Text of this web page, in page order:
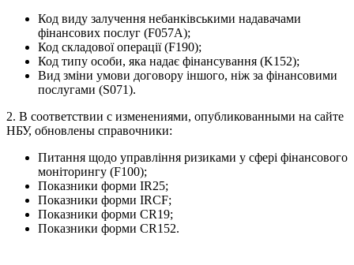
Код виду залучення небанківськими надавачами
фінансових послуг (F057A);
Код складової операції (F190);
Код типу особи, яка надає фінансування (K152);
Вид зміни умови договору іншого, ніж за фінансовими
послугами (S071).
2. В соответствии с изменениями, опубликованными на сайте
НБУ, обновлены справочники:
Питання щодо управління ризиками у сфері фінансового
моніторингу (F100);
Показники форми IR25;
Показники форми IRCF;
Показники форми CR19;
Показники форми CR152.